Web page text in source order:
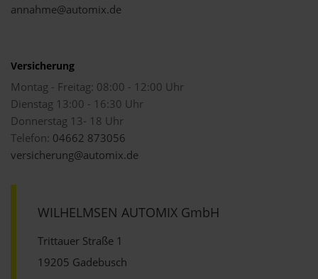
annahme@automix.de
Versicherung
Montag - Freitag: 08:00 - 12:00 Uhr
Dienstag 13:00 - 16:30 Uhr
Donnerstag 13- 18 Uhr
Telefon: 04662 873056
versicherung@automix.de
WILHELMSEN AUTOMIX GmbH
Trittauer Straße 1
19205 Gadebusch